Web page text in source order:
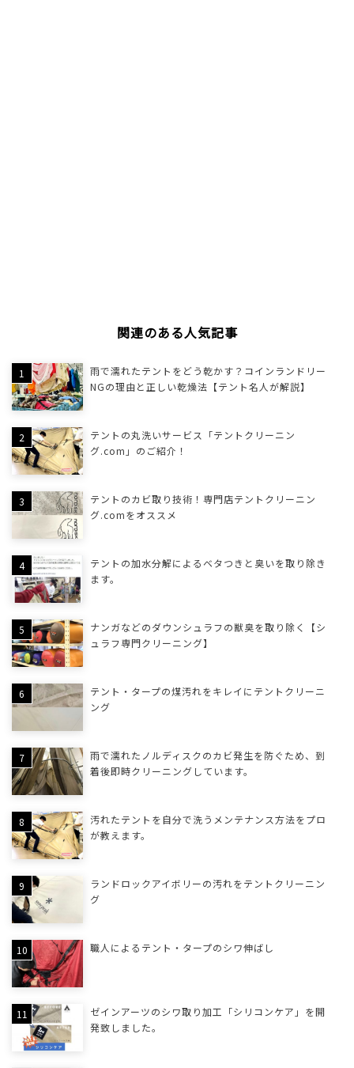
関連のある人気記事
雨で濡れたテントをどう乾かす？コインランドリー
NGの理由と正しい乾燥法【テント名人が解説】
テントの丸洗いサービス「テントクリーニン
グ.com」のご紹介！
テントのカビ取り技術！専門店テントクリーニン
グ.comをオススメ
テントの加水分解によるベタつきと臭いを取り除き
ます。
ナンガなどのダウンシュラフの獣臭を取り除く【シ
ュラフ専門クリーニング】
テント・タープの煤汚れをキレイにテントクリーニ
ング
雨で濡れたノルディスクのカビ発生を防ぐため、到
着後即時クリーニングしています。
汚れたテントを自分で洗うメンテナンス方法をプロ
が教えます。
ランドロックアイボリーの汚れをテントクリーニン
グ
職人によるテント・タープのシワ伸ばし
ゼインアーツのシワ取り加工「シリコンケア」を開
発致しました。